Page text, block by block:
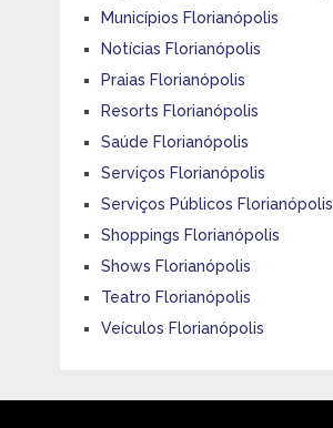
Municípios Florianópolis
Notícias Florianópolis
Praias Florianópolis
Resorts Florianópolis
Saúde Florianópolis
Serviços Florianópolis
Serviços Públicos Florianópolis
Shoppings Florianópolis
Shows Florianópolis
Teatro Florianópolis
Veículos Florianópolis